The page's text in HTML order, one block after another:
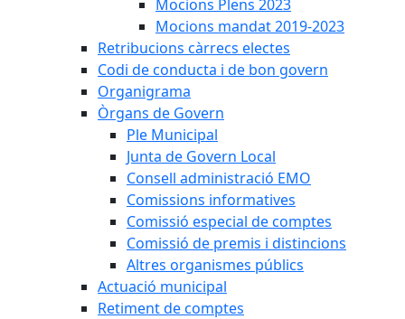
Mocions Plens 2023
Mocions mandat 2019-2023
Retribucions càrrecs electes
Codi de conducta i de bon govern
Organigrama
Òrgans de Govern
Ple Municipal
Junta de Govern Local
Consell administració EMO
Comissions informatives
Comissió especial de comptes
Comissió de premis i distincions
Altres organismes públics
Actuació municipal
Retiment de comptes